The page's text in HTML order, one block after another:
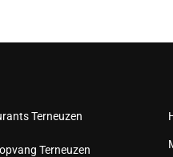
Terneuzen
Terneuzen